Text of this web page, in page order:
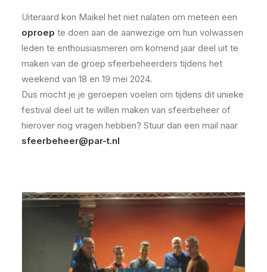
Uiteraard kon Maikel het niet nalaten om meteen een
oproep te doen aan de aanwezige om hun volwassen
leden te enthousiasmeren om komend jaar deel uit te
maken van de groep sfeerbeheerders tijdens het
weekend van 18 en 19 mei 2024.
Dus mocht je je geroepen voelen om tijdens dit unieke
festival deel uit te willen maken van sfeerbeheer of
hierover nog vragen hebben? Stuur dan een mail naar
sfeerbeheer@par-t.nl